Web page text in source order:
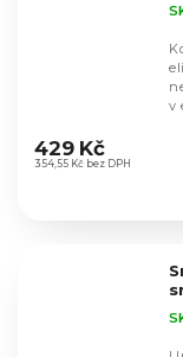
hodnocení
produktu
354,55 Kč bez DPH
429 Kč
v